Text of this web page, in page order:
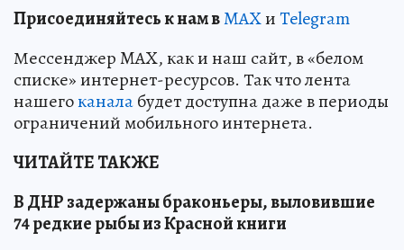
Присоединяйтесь к нам вMAXиTelegram
Мессенджер MAX, как и наш сайт, в «белом
списке» интернет-ресурсов. Так что лента
нашегоканалабудет доступна даже в периоды
ограничений мобильного интернета.
ЧИТАЙТЕ ТАКЖЕ
В ДНР задержаны браконьеры, выловившие
74 редкие рыбы из Красной книги